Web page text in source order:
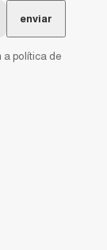
a política de